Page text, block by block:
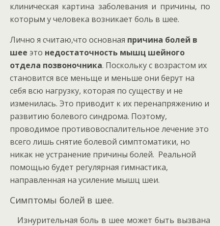
клиническая картина заболевания и причины, по
которым у человека возникает боль в шее.
Лично я считаю,что основная причина болей в
шее это недостаточность мышц шейного
отдела позвоночника. Поскольку с возрастом их
становится все меньще и меньше они берут на
себя всю нагрузку, которая по существу и не
изменилась. Это приводит к их перенапряжению и
развитию болевого синдрома. Поэтому,
проводимое противовоспалительное лечение это
всего лишь снятие болевой симптоматики, но
никак не устранение причины болей. Реальной
помощью будет регулярная гимнастика,
направленная на усиление мышц шеи.
Симптомы болей в шее.
Изнурительная боль в шее может быть вызвана